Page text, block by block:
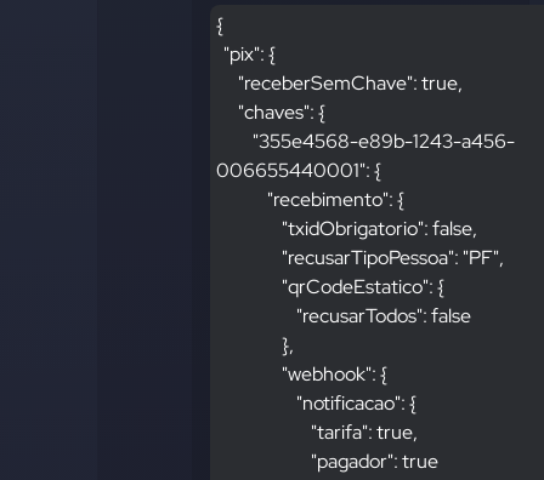
{
  "pix": {
      "receberSemChave": true,
      "chaves": {
006655440001": {
              "recebimento": {
                  "txidObrigatorio": false,
                  "recusarTipoPessoa": "PF",
                  "qrCodeEstatico": {
                      "recusarTodos": false
                  },
                  "webhook": {
                      "notificacao": {
                          "tarifa": true,
                          "pagador": true